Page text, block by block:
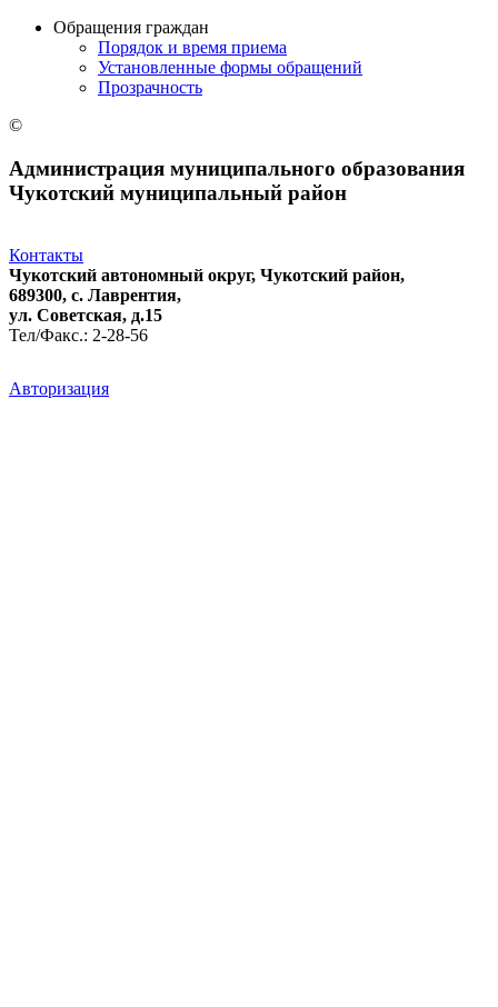
Обращения граждан
Порядок и время приема
Установленные формы обращений
Прозрачность
©
Администрация муниципального образования
Чукотский муниципальный район
Контакты
Чукотский автономный округ, Чукотский район,
689300, с. Лаврентия,
ул. Советская, д.15
Тел/Факс.: 2-28-56
Авторизация